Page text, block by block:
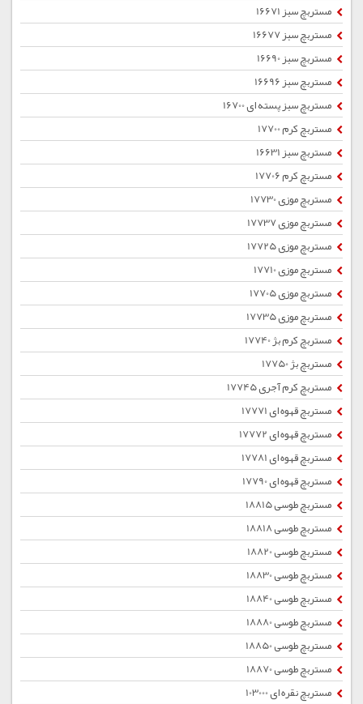
مستربچ سبز 16671
مستربچ سبز 16677
مستربچ سبز 16690
مستربچ سبز 16696
مستربچ سبز پسته ای 16700
مستربچ کرم 17700
مستربچ سبز 16631
مستربچ کرم 17706
مستربچ موزی 17730
مستربچ موزی 17737
مستربچ موزی 17725
مستربچ موزی 17710
مستربچ موزی 17705
مستربچ موزی 17735
مستربچ کرم بژ 17740
مستربچ بژ 17750
مستربچ کرم آجری 17745
مستربچ قهوه ای 17771
مستربچ قهوه ای 17772
مستربچ قهوه ای 17781
مستربچ قهوه ای 17790
مستربچ طوسی 18815
مستربچ طوسی 18818
مستربچ طوسی 18820
مستربچ طوسی 18830
مستربچ طوسی 18840
مستربچ طوسی 18880
مستربچ طوسی 18850
مستربچ طوسی 18870
مستربچ نقره ای 103000